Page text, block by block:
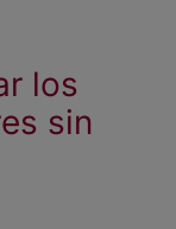
los
sin